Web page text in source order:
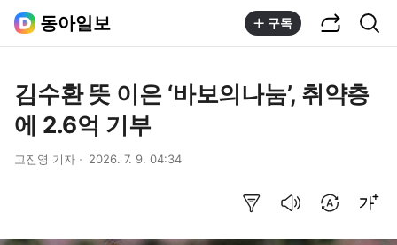
동아일보 구독
김수환 뜻 이은 ‘바보의나눔’, 취약층
에 2.6억 기부
고진영 기자 2026. 7. 9. 04:34